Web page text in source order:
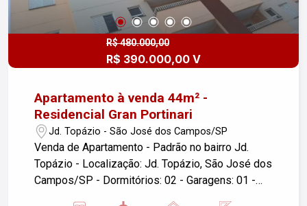
R$ 480.000,00
R$ 390.000,00 V
Apartamento à venda 44m² -
Residencial Gran Portinari
Jd. Topázio - São José dos Campos/SP
Venda de Apartamento - Padrão no bairro Jd.
Topázio - Localização: Jd. Topázio, São José dos
Campos/SP - Dormitórios: 02 - Garagens: 01 -